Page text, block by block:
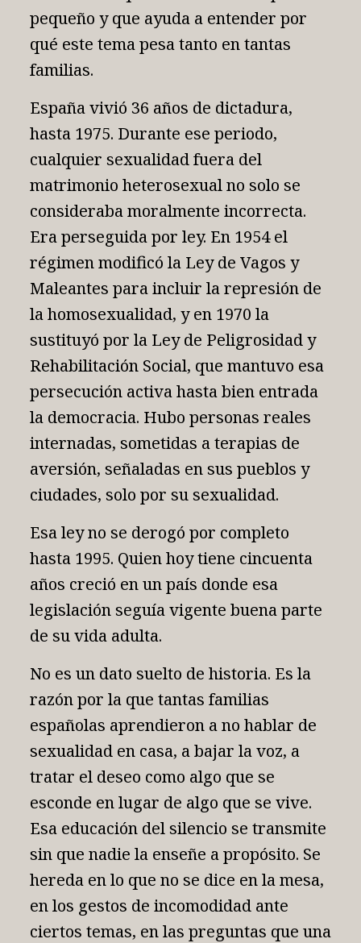
pequeño y que ayuda a entender por
qué este tema pesa tanto en tantas
familias.
España vivió 36 años de dictadura,
hasta 1975. Durante ese periodo,
cualquier sexualidad fuera del
matrimonio heterosexual no solo se
consideraba moralmente incorrecta.
Era perseguida por ley. En 1954 el
régimen modificó la Ley de Vagos y
Maleantes para incluir la represión de
la homosexualidad, y en 1970 la
sustituyó por la Ley de Peligrosidad y
Rehabilitación Social, que mantuvo esa
persecución activa hasta bien entrada
la democracia. Hubo personas reales
internadas, sometidas a terapias de
aversión, señaladas en sus pueblos y
ciudades, solo por su sexualidad.
Esa ley no se derogó por completo
hasta 1995. Quien hoy tiene cincuenta
años creció en un país donde esa
legislación seguía vigente buena parte
de su vida adulta.
No es un dato suelto de historia. Es la
razón por la que tantas familias
españolas aprendieron a no hablar de
sexualidad en casa, a bajar la voz, a
tratar el deseo como algo que se
esconde en lugar de algo que se vive.
Esa educación del silencio se transmite
sin que nadie la enseñe a propósito. Se
hereda en lo que no se dice en la mesa,
en los gestos de incomodidad ante
ciertos temas, en las preguntas que una